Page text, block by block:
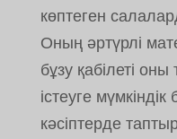
көптеген
Оның әртүрлі
бұзу қабілеті
істеуге мүмкіндік
кәсіптерде